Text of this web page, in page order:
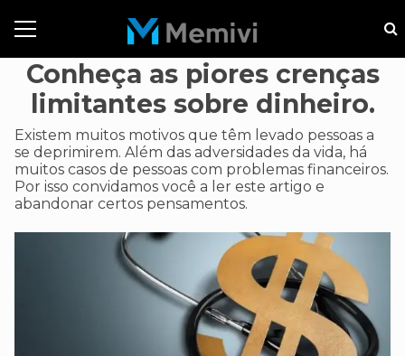
Conheça as piores crenças
limitantes sobre dinheiro.
Existem muitos motivos que têm levado pessoas a
se deprimirem. Além das adversidades da vida, há
muitos casos de pessoas com problemas financeiros.
Por isso convidamos você a ler este artigo e
abandonar certos pensamentos.